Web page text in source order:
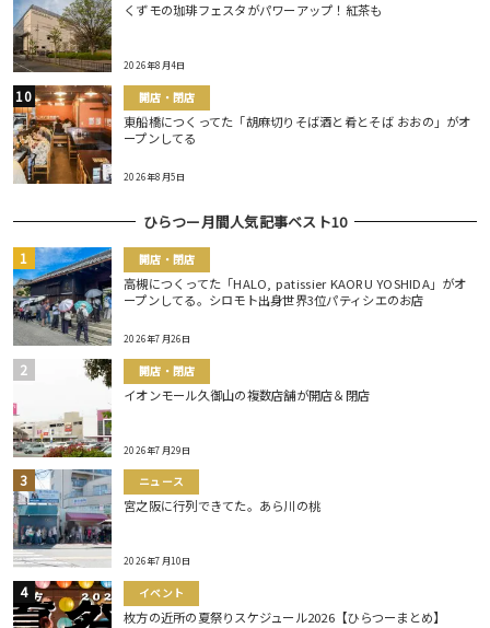
くずモの珈琲フェスタがパワーアップ！紅茶も
2026年8月4日
開店・閉店
東船橋につくってた「胡麻切りそば酒と肴とそば おおの」がオ
ープンしてる
2026年8月5日
ひらつー月間人気記事ベスト10
開店・閉店
高槻につくってた「HALO, patissier KAORU YOSHIDA」がオ
ープンしてる。シロモト出身世界3位パティシエのお店
2026年7月26日
開店・閉店
イオンモール久御山の複数店舗が開店＆閉店
2026年7月29日
ニュース
宮之阪に行列できてた。あら川の桃
2026年7月10日
イベント
枚方の近所の夏祭りスケジュール2026【ひらつーまとめ】